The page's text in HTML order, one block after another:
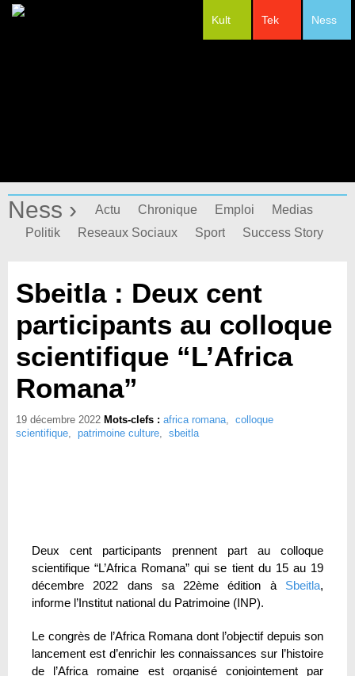
Ness
Tek
Kult
Ness › Actu Chronique Emploi
Medias
Politik
Reseaux Sociaux Sport Success Story
Sbeitla : Deux cent
participants au colloque
scientifique “L’Africa
Romana”
19 décembre 2022 Mots-clefs : africa romana, colloque
scientifique, patrimoine culture, sbeitla
Deux cent participants prennent part au colloque
scientifique “L’Africa Romana” qui se tient du 15 au 19
décembre 2022 dans sa 22ème édition à Sbeitla,
informe l’Institut national du Patrimoine (INP).
Le congrès de l’Africa Romana dont l’objectif depuis son
lancement est d’enrichir les connaissances sur l’histoire
de l’Africa romaine est organisé conjointement par